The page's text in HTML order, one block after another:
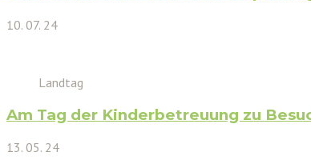
10. 07. 24
Landtag
Am Tag der Kinderbetreuung zu
13. 05. 24